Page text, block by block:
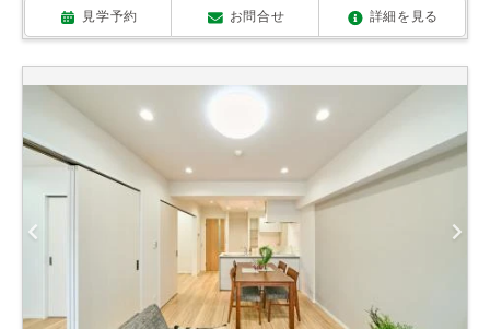
見学予約 お問合せ 詳細を見る